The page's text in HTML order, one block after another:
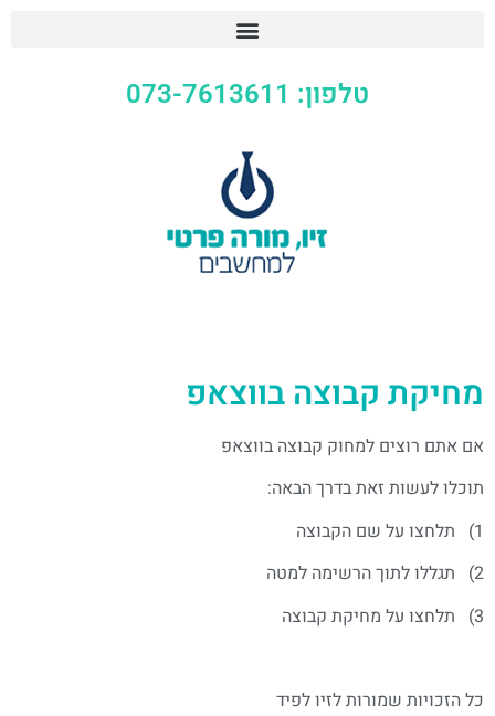
טלפון: 073-7613611
מחיקת קבוצה בווצאפ
אם אתם רוצים למחוק קבוצה בווצאפ
תוכלו לעשות זאת בדרך הבאה:
1) תלחצו על שם הקבוצה
2) תגללו לתוך הרשימה למטה
3) תלחצו על מחיקת קבוצה
כל הזכויות שמורות לזיו לפיד